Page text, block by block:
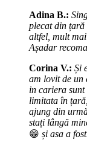
Adina B.:
plecat din țară
altfel, mult
Așadar
Corina V.: Și
am lovit de un
in cariera sunt
limitata în
ajung din
stați lângă
😁 și asa a